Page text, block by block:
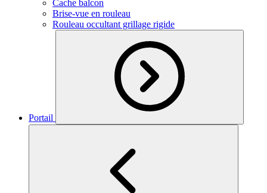
Cache balcon
Brise-vue en rouleau
Rouleau occultant grillage rigide
Portail